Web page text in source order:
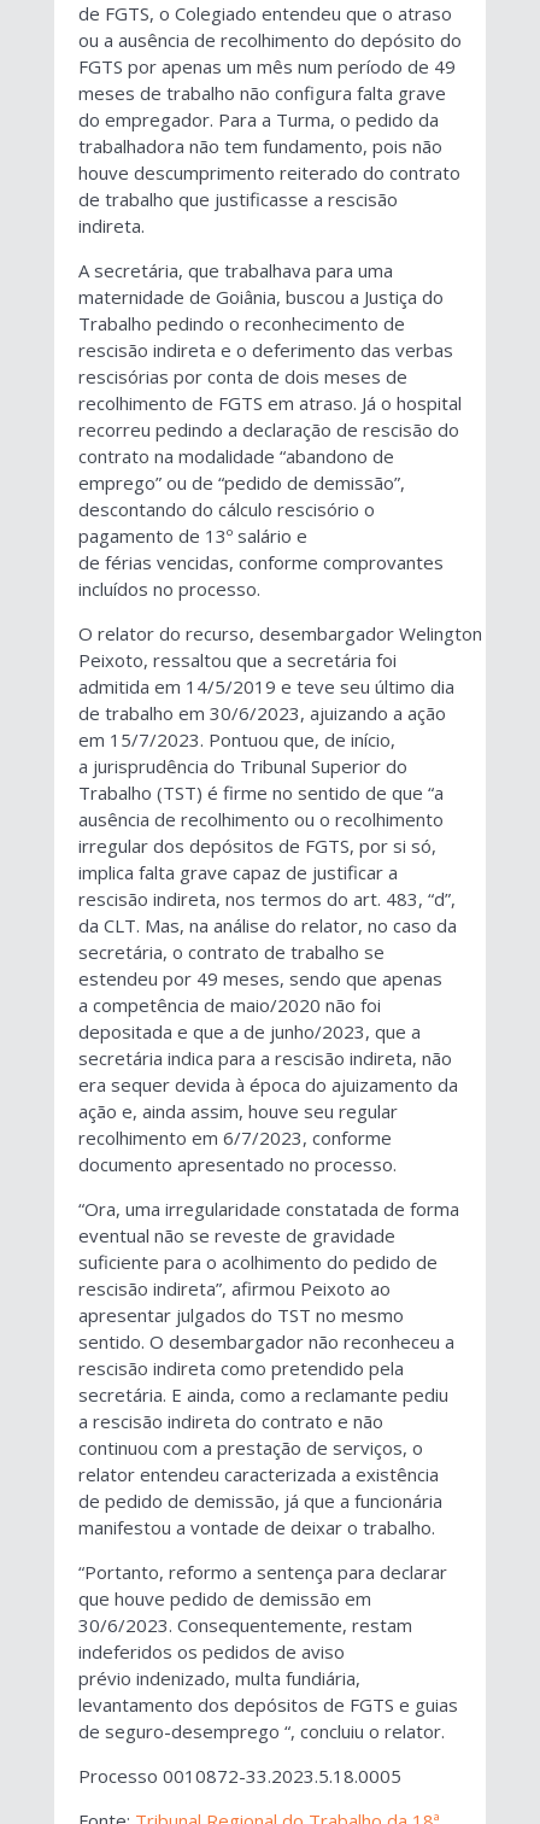
de FGTS, o Colegiado entendeu que o atraso
ou a ausência de recolhimento do depósito do
FGTS por apenas um mês num período de 49
meses de trabalho não configura falta grave
do empregador. Para a Turma, o pedido da
trabalhadora não tem fundamento, pois não
houve descumprimento reiterado do contrato
de trabalho que justificasse a rescisão
indireta.
A secretária, que trabalhava para uma
maternidade de Goiânia, buscou a Justiça do
Trabalho pedindo o reconhecimento de
rescisão indireta e o deferimento das verbas
rescisórias por conta de dois meses de
recolhimento de FGTS em atraso. Já o hospital
recorreu pedindo a declaração de rescisão do
contrato na modalidade “abandono de
emprego” ou de “pedido de demissão”,
descontando do cálculo rescisório o
pagamento de 13º salário e
de férias vencidas, conforme comprovantes
incluídos no processo.
O relator do recurso, desembargador Welington
Peixoto, ressaltou que a secretária foi
admitida em 14/5/2019 e teve seu último dia
de trabalho em 30/6/2023, ajuizando a ação
em 15/7/2023. Pontuou que, de início,
a jurisprudência do Tribunal Superior do
Trabalho (TST) é firme no sentido de que “a
ausência de recolhimento ou o recolhimento
irregular dos depósitos de FGTS, por si só,
implica falta grave capaz de justificar a
rescisão indireta, nos termos do art. 483, “d”,
da CLT. Mas, na análise do relator, no caso da
secretária, o contrato de trabalho se
estendeu por 49 meses, sendo que apenas
a competência de maio/2020 não foi
depositada e que a de junho/2023, que a
secretária indica para a rescisão indireta, não
era sequer devida à época do ajuizamento da
ação e, ainda assim, houve seu regular
recolhimento em 6/7/2023, conforme
documento apresentado no processo.
“Ora, uma irregularidade constatada de forma
eventual não se reveste de gravidade
suficiente para o acolhimento do pedido de
rescisão indireta”, afirmou Peixoto ao
apresentar julgados do TST no mesmo
sentido. O desembargador não reconheceu a
rescisão indireta como pretendido pela
secretária. E ainda, como a reclamante pediu
a rescisão indireta do contrato e não
continuou com a prestação de serviços, o
relator entendeu caracterizada a existência
de pedido de demissão, já que a funcionária
manifestou a vontade de deixar o trabalho.
“Portanto, reformo a sentença para declarar
que houve pedido de demissão em
30/6/2023. Consequentemente, restam
indeferidos os pedidos de aviso
prévio indenizado, multa fundiária,
levantamento dos depósitos de FGTS e guias
de seguro-desemprego “, concluiu o relator.
Processo 0010872-33.2023.5.18.0005